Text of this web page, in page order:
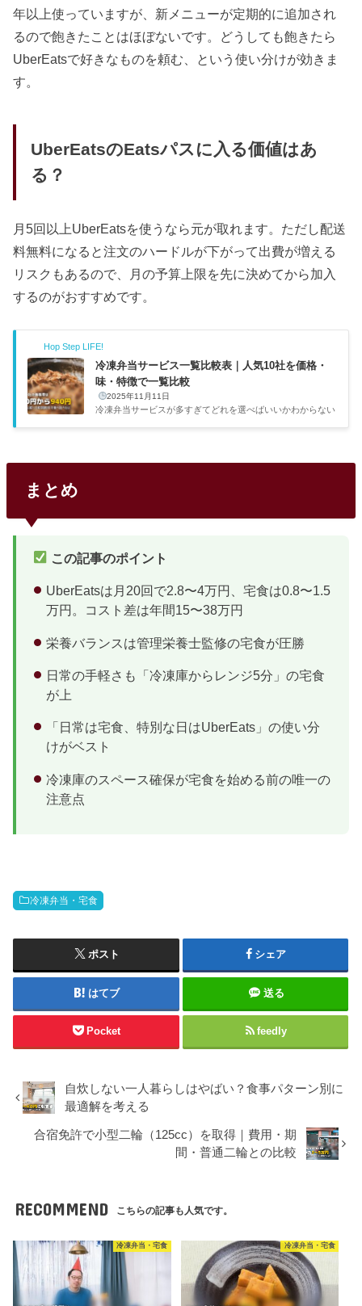
年以上使っていますが、新メニューが定期的に追加され
るので飽きたことはほぼないです。どうしても飽きたら
UberEatsで好きなものを頼む、という使い分けが効きま
す。
UberEatsのEatsパスに入る価値はあ
る？
月5回以上UberEatsを使うなら元が取れます。ただし配送
料無料になると注文のハードルが下がって出費が増える
リスクもあるので、月の予算上限を先に決めてから加入
するのがおすすめです。
Hop Step LIFE!
冷凍弁当サービス一覧比較表｜人気10社を価格・
味・特徴で一覧比較
2025年11月11日
冷凍弁当サービスが多すぎてどれを選べばいいかわからない
合った2〜3社に絞って初回割引で食べ比べるのが、一番確実
oshが一歩リードしている。サービス1食あたり送料メニュ
まとめ
この記事のポイント
UberEatsは月20回で2.8〜4万円、宅食は0.8〜1.5
万円。コスト差は年間15〜38万円
栄養バランスは管理栄養士監修の宅食が圧勝
日常の手軽さも「冷凍庫からレンジ5分」の宅食
が上
「日常は宅食、特別な日はUberEats」の使い分
けがベスト
冷凍庫のスペース確保が宅食を始める前の唯一の
注意点
冷凍弁当・宅食
ポスト シェア
はてブ 送る
Pocket feedly
自炊しない一人暮らしはやばい？食事パターン別に
最適解を考える
合宿免許で小型二輪（125cc）を取得｜費用・期
間・普通二輪との比較
RECOMMEND こちらの記事も人気です。
冷凍弁当・宅食 冷凍弁当・宅食